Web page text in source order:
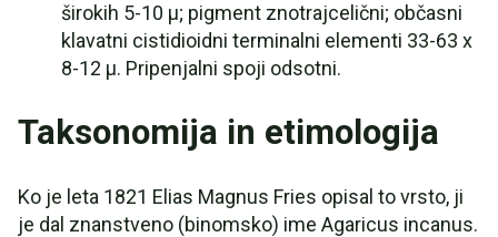
širokih 5-10 µ; pigment znotrajcelični; občasni
klavatni cistidioidni terminalni elementi 33-63 x
8-12 µ. Pripenjalni spoji odsotni.
Taksonomija in etimologija
Ko je leta 1821 Elias Magnus Fries opisal to vrsto, ji
je dal znanstveno (binomsko) ime Agaricus incanus.